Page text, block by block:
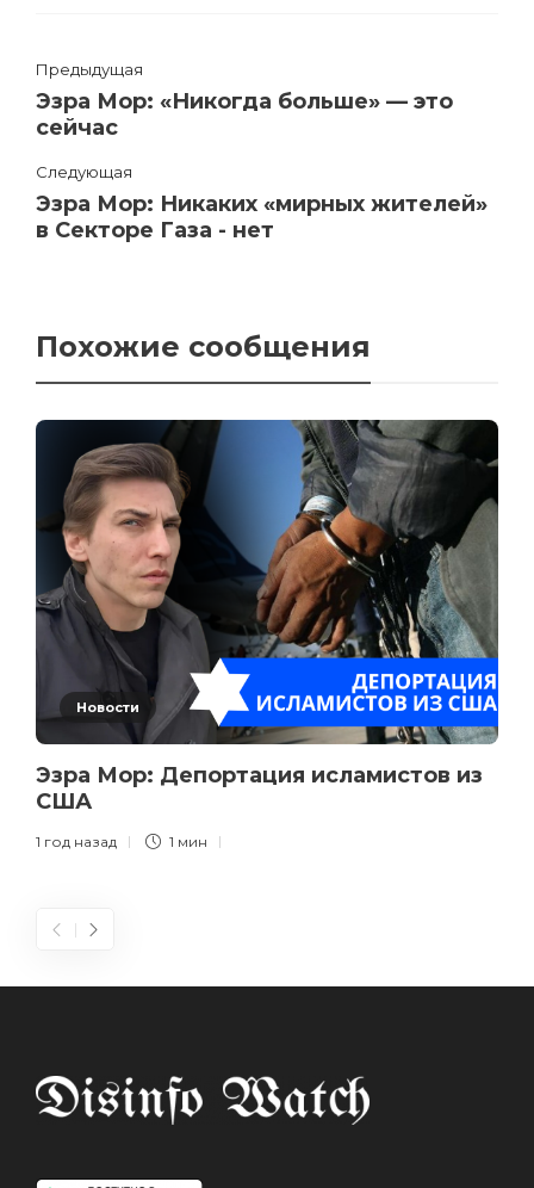
Предыдущая
Эзра Мор: «Никогда больше» — это
сейчас
Следующая
Эзра Мор: Никаких «мирных жителей»
в Секторе Газа - нет
Похожие сообщения
Новости
Эзра Мор: Депортация исламистов из
США
1 год назад 1 мин